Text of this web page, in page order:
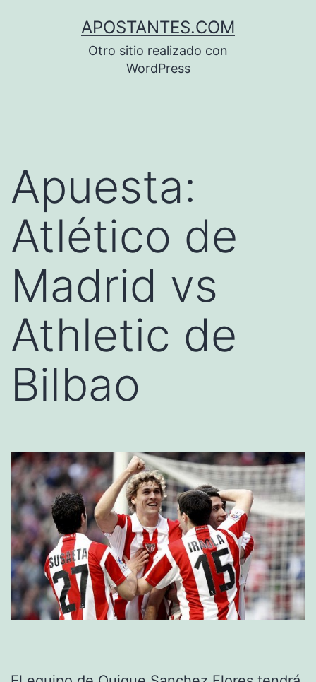
APOSTANTES.COM
Otro sitio realizado con
WordPress
Apuesta:
Atlético de
Madrid vs
Athletic de
Bilbao